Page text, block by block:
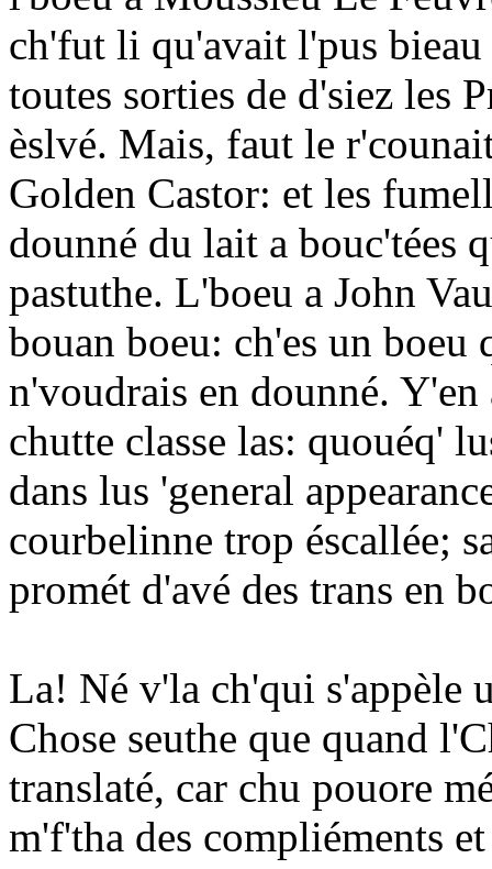
ch'fut li qu'avait l'pus
toutes sorties de d'siez les
èslvé. Mais, faut le
Golden Castor: et les
dounné du lait a bouc'tées
pastuthe. L'boeu a John
bouan boeu: ch'es un boeu
n'voudrais en dounné.
chutte classe las: quouéq'
dans lus 'general
courbelinne trop éscallée;
promét d'avé des trans en
La! Né v'la ch'qui s'appèle
Chose seuthe que quand
translaté, car chu pouore
m'f'tha des compliéments